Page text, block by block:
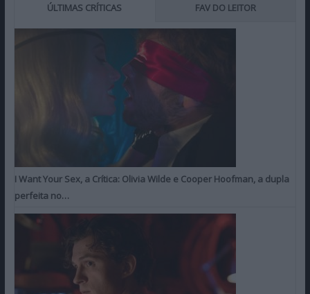
ÚLTIMAS CRÍTICAS FAV DO LEITOR
I Want Your Sex, a Crítica: Olivia Wilde e Cooper Hoofman, a dupla
perfeita no…